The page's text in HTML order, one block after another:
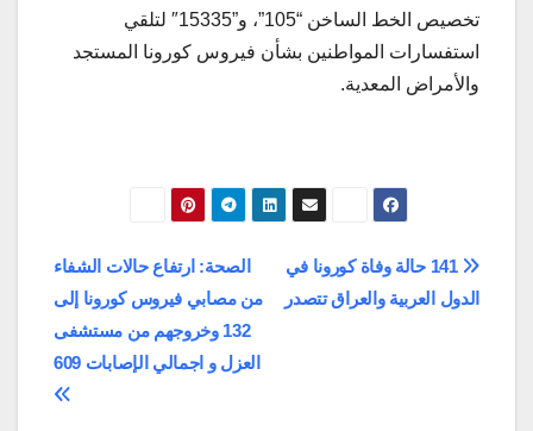
تخصيص الخط الساخن “105”، و”15335″ لتلقي
استفسارات المواطنين بشأن فيروس كورونا المستجد
والأمراض المعدية.
تصفّح
المقالات
الصحة: ارتفاع حالات الشفاء
من مصابي فيروس كورونا إلى
132 وخروجهم من مستشفى
العزل و اجمالي الإصابات 609
141 حالة وفاة كورونا في
الدول العربية والعراق تتصدر